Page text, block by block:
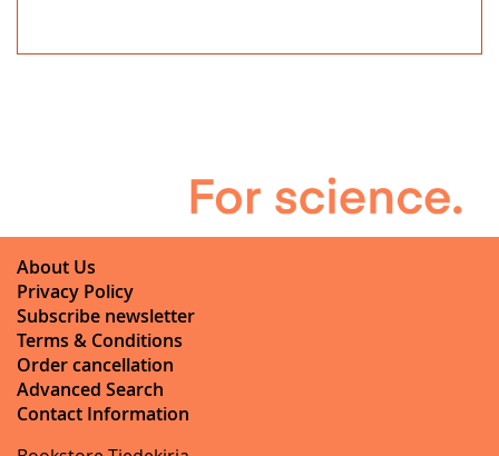
About Us
Privacy Policy
Subscribe newsletter
Terms & Conditions
Order cancellation
Advanced Search
Contact Information